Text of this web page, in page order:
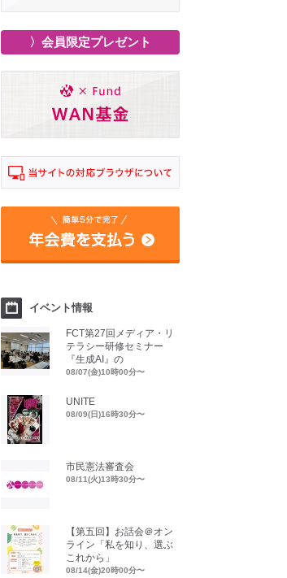
〉会員限定プレゼント
イベント情報
FCT第27回メディア・リ
テラシー研修セミナー
『生成AI』の
08/07(金)10時00分〜
UNITE
08/09(日)16時30分〜
市民憲法審査会
08/11(火)13時30分〜
【第五回】お話会＠オン
ライン「私を知り、選ぶ
これから」
08/14(金)20時00分〜